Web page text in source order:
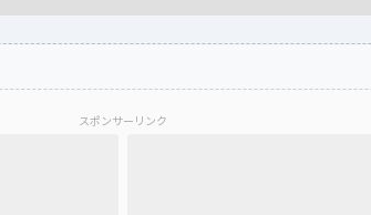
スポンサーリンク